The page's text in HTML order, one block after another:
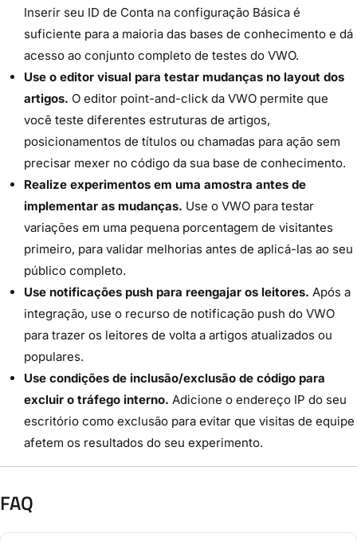
Inserir seu ID de Conta na configuração Básica é
suficiente para a maioria das bases de conhecimento e dá
acesso ao conjunto completo de testes do VWO.
Use o editor visual para testar mudanças no layout dos
artigos. O editor point-and-click da VWO permite que
você teste diferentes estruturas de artigos,
posicionamentos de títulos ou chamadas para ação sem
precisar mexer no código da sua base de conhecimento.
Realize experimentos em uma amostra antes de
implementar as mudanças. Use o VWO para testar
variações em uma pequena porcentagem de visitantes
primeiro, para validar melhorias antes de aplicá-las ao seu
público completo.
Use notificações push para reengajar os leitores. Após a
integração, use o recurso de notificação push do VWO
para trazer os leitores de volta a artigos atualizados ou
populares.
Use condições de inclusão/exclusão de código para
excluir o tráfego interno. Adicione o endereço IP do seu
escritório como exclusão para evitar que visitas de equipe
afetem os resultados do seu experimento.
FAQ